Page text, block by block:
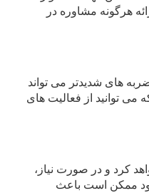
هرگونه مشاوره در
های شدیدتر می تواند
توانید از فعالیت های
کرد و در صورت نیاز،
ممکن است باعث